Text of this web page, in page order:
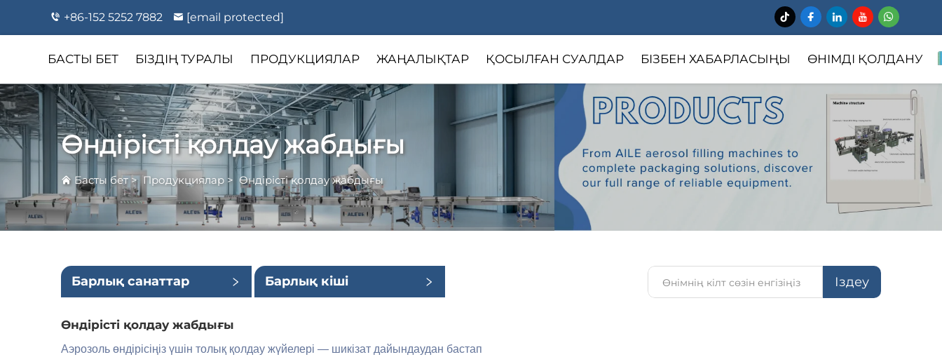
+86-152 5252 7882 [email protected]
БАСТЫ БЕТ БІЗДІҢ ТУРАЛЫ ПРОДУКЦИЯЛАР ЖАҢАЛЫҚТАР ҚОСЫЛҒАН СУАЛДАР БІЗБЕН ХАБАРЛАСЫҢЫ ӨНІМДІ ҚОЛДАНУ
Өндірісті қолдау жабдығы
Басты бет> Продукциялар > Өндірісті қолдау жабдығы
Барлық санаттар Барлық кіші Іздеу
Өндірісті қолдау жабдығы
Аэрозоль өндірісіңіз үшін толық қолдау жүйелері — шикізат дайындаудан бастап